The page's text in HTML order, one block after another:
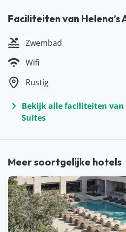
Faciliteiten van Helena’s
Zwembad
Wifi
Rustig
Bekijk alle faciliteiten van
Suites
Meer soortgelijke hotels